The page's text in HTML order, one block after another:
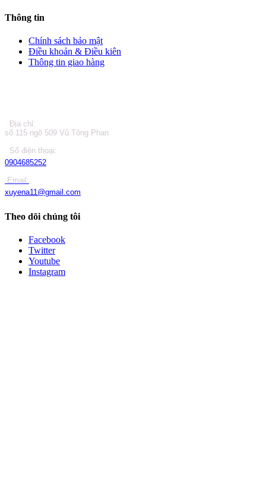
Thông tin
Chính sách bảo mật
Điều khoản & Điều kiên
Thông tin giao hàng
Địa chỉ:
số 115 ngõ 509 Vũ Tông Phan
Số điện thoại:
0904685252
Email:
xuyena11@gmail.com
Theo dõi chúng tôi
Facebook
Twitter
Youtube
Instagram